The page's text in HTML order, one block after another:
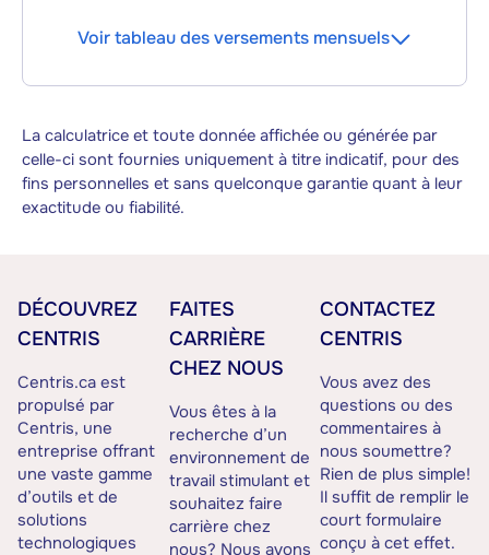
Voir tableau des versements mensuels
La calculatrice et toute donnée affichée ou générée par
celle-ci sont fournies uniquement à titre indicatif, pour des
fins personnelles et sans quelconque garantie quant à leur
exactitude ou fiabilité.
DÉCOUVREZ
CENTRIS
Centris.ca est
propulsé par
Centris, une
entreprise offrant
une vaste gamme
d’outils et de
solutions
technologiques
FAITES
CARRIÈRE
CHEZ NOUS
Vous êtes à la
recherche d’un
environnement de
travail stimulant et
souhaitez faire
carrière chez
nous? Nous avons
CONTACTEZ
CENTRIS
Vous avez des
questions ou des
commentaires à
nous soumettre?
Rien de plus simple!
Il suffit de remplir le
court formulaire
conçu à cet effet.